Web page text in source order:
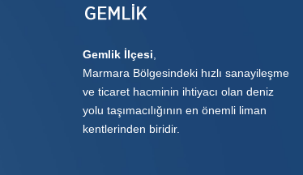
Gemlik İlçesi
Marmara Bölgesindeki hızlı sanayileşme
ve ticaret hacminin ihtiyacı olan deniz
yolu taşımacılığının en önemli liman
kentlerinden biridir.